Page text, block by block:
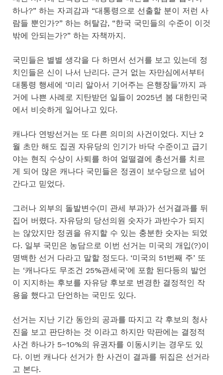
하나?” 하는 자괴감과 “대통령으로 선출할 분이 저런 사
람들 뿐인가?” 하는 허탈감, “한국 국민들의 수준이 이것
밖에 안되는가?” 하는 자책까지.
국민들은 별별 생각을 다 하면서 선거를 보고 있는데 정
치인들은 신이 나서 난리다. 근거 없는 자만심에서부터
대통령 행세에 ‘미리 알아서 기어주는 은행장들’까지 과
거에 나쁜 사례로 지탄받던 일들이 2025년 봄 대한민국
에서 비슷하게 일어나고 있다.
캐나다 연방선거는 또 다른 의미의 사건이었다. 지난 2
월 초만 해도 집권 자유당의 인기가 바닥 수준이고 급기
야는 현직 수상이 사퇴를 하여 얼떨결에 총선거를 치르
게 되어 많은 캐나다 국민들은 정권이 보수당으로 넘어
간다고 믿었다.
그러나 외부의 돌발변수(미 관세 부과)가 선거결과를 뒤
집어 버렸다. 자유당의 당선의원 숫자가 과반수가 되지
는 않았지만 정권을 유지할 수 있는 충분한 숫자는 되었
다. 일부 국민은 농담으로 이번 선거는 미국의 개입(?)이
명백한 선거 다라고 말할 정도다. ‘미국의 51번째 주’ 또
는 ‘캐나다도 무조건 25%관세국’에 포함 된다등의 발언
이 지지하는 후보를 자유당 후보로 변경한 결정적인 작
용을 했다고 단언하는 국민도 있다.
선거는 지난 기간 동안의 공과를 따지고 각 후보의 청사
진을 보고 판단하는 것 이라고 하지만 막판에는 결정적
사건 하나가 5~10%의 유권자를 이동시키는 경우도 있
다. 이번 캐나다 선거가 한 사건이 결과를 뒤집은 선거라
고 본다.